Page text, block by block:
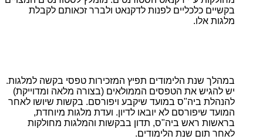
בקשיים כלכליים לפנות לדקנאט ולברר זכאותם לקבלת
מלגות אלו.
במהלך שנת הלימודים תפיץ המזכירות טפסי בקשה למלגות.
יש להגיש את הטפסים הממולאים (בצורה מלאה ומדוייקת)
להנהלת ביה"ס במועד שיקבע ויפורסם. בקשות שיושו לאחר
המועד שיפורסם לא יובאו לדיון. ועדת מלגות מיוחדת,
בראשות ראש ביה"ס, תדון בבקשות והמלגות מחולקות
לאחר תום שנת הלימודים.